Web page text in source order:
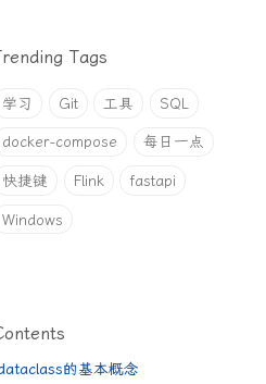
Tags
学习 Git 工具 SQL
docker-compose 每日一点
快捷键 Flink fastapi
Windows
的基本概念